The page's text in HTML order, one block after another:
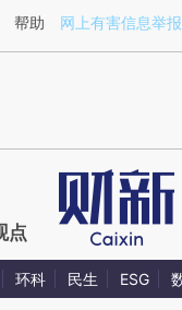
帮助 网上有害信息举
点
环科 民生 ESG